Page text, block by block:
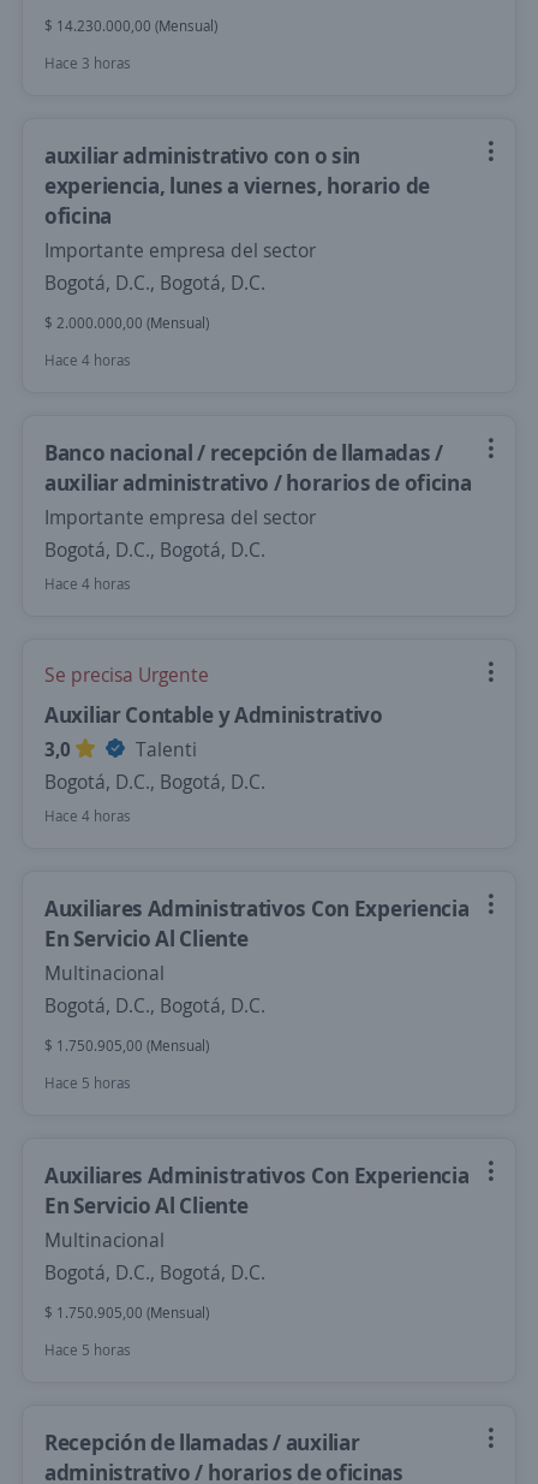
$ 14.230.000,00 (Mensual)
Hace 3 horas
auxiliar administrativo con o sin
experiencia, lunes a viernes, horario de
oficina
Importante empresa del sector
Bogotá, D.C., Bogotá, D.C.
$ 2.000.000,00 (Mensual)
Hace 4 horas
Banco nacional / recepción de llamadas /
auxiliar administrativo / horarios de oficina
Importante empresa del sector
Bogotá, D.C., Bogotá, D.C.
Hace 4 horas
Se precisa Urgente
Auxiliar Contable y Administrativo
3,0
Talenti
Bogotá, D.C., Bogotá, D.C.
Hace 4 horas
Auxiliares Administrativos Con Experiencia
En Servicio Al Cliente
Multinacional
Bogotá, D.C., Bogotá, D.C.
$ 1.750.905,00 (Mensual)
Hace 5 horas
Auxiliares Administrativos Con Experiencia
En Servicio Al Cliente
Multinacional
Bogotá, D.C., Bogotá, D.C.
$ 1.750.905,00 (Mensual)
Hace 5 horas
Recepción de llamadas / auxiliar
administrativo / horarios de oficinas